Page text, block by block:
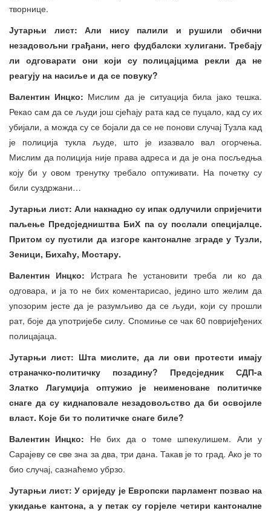
творнице.
Јутарњи лист: Али нису палили и рушили обични
незадовољни грађани, него фудбалски хулигани. Требају
ли одговарати они који су полицајцима рекли да не
реагују на насиље и да се повуку?
Валентин Инцко: Мислим да је ситуација била јако тешка.
Рекао сам да се људи још сјећају рата кад се пуцало, кад су их
убијали, а можда су се бојали да се не понови случај Тузла кад
је полиција тукла људе, што је изазвало вал огорчења.
Мислим да полиција није права адреса и да је она посљедња
коју би у овом тренутку требало оптуживати. На почетку су
били суздржани…
Јутарњи лист: Али накнадно су ипак одлучили спријечити
паљење Предсједништва БиХ па су послали специјалце.
Притом су пустили да изгоре кантоналне зграде у Тузли,
Зеници, Бихаћу, Мостару.
Валентин Инцко: Истрага ће установити треба ли ко да
одговара, и ја то не бих коментарисао, једино што желим да
упозорим јесте да је разумљиво да се људи, који су прошли
рат, боје да употријебе силу. Спомиње се чак 60 повријеђених
полицајаца.
Јутарњи лист: Шта мислите, да ли ови протести имају
страначко-политичку позадину? Предсједник СДП-а
Златко Лагумџија оптужио је неименоване политичке
снаге да су киднаповале незадовољство да би освојиле
власт. Које би то политичке снаге биле?
Валентин Инцко: Не бих да о томе шпекулишем. Али у
Сарајеву се све зна за два, три дана. Такав је то град. Ако је то
био случај, сазнаћемо убрзо.
Јутарњи лист: У сриједу је Европски парламент позвао на
укидање кантона, а у петак су горјеле четири кантоналне